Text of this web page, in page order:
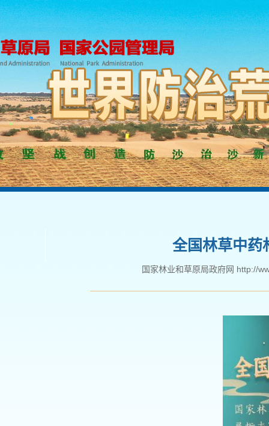
全国林草中药
国家林业和草原局政府网 http://